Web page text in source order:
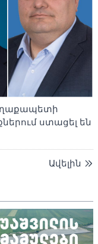
ստացել են
Ավելին